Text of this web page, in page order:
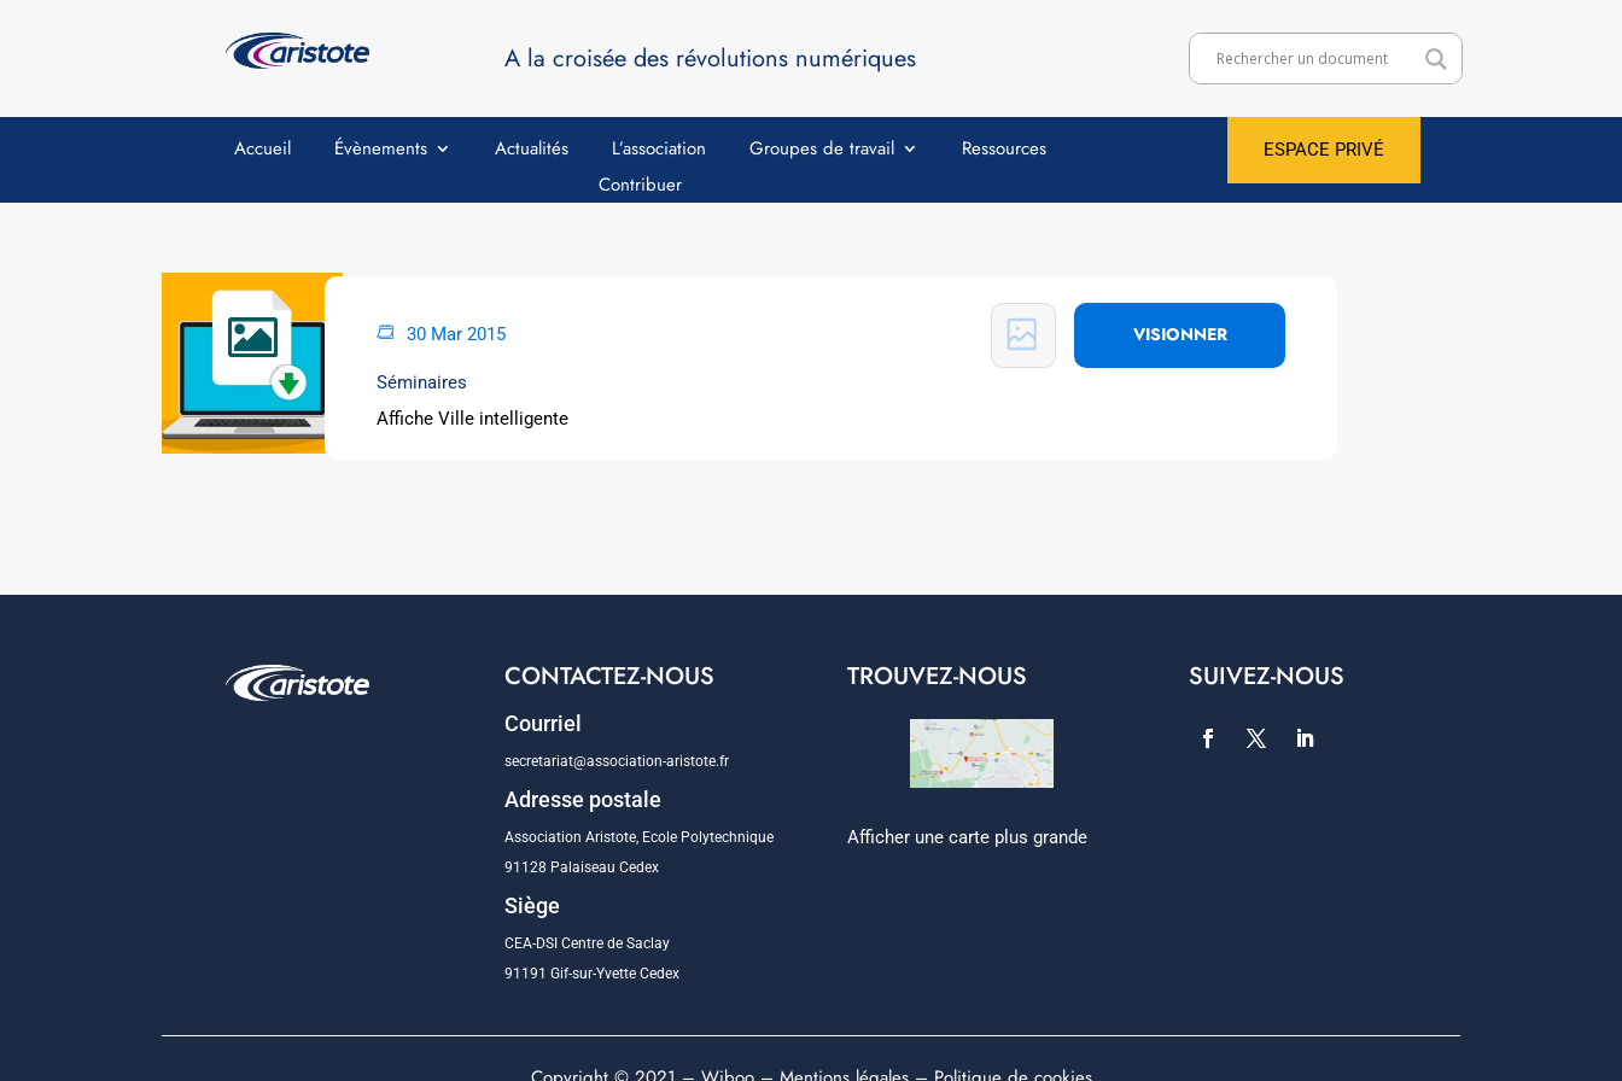
A la croisée des révolutions numériques
Accueil Évènements Actualités L’association Groupes de travail
Ressources
Contribuer
ESPACE PRIVÉ
30 Mar 2015 VISIONNER
Séminaires
Affiche Ville intelligente
CONTACTEZ-NOUS
Courriel
secretariat@association-aristote.fr
Adresse postale
Association Aristote, Ecole Polytechnique
91128 Palaiseau Cedex
Siège
CEA-DSI Centre de Saclay
91191 Gif-sur-Yvette Cedex
TROUVEZ-NOUS
Afficher une carte plus grande
SUIVEZ-NOUS